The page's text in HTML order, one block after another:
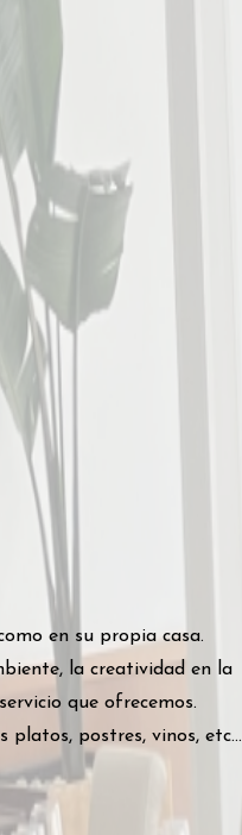
en su propia casa.
la creatividad en la
que ofrecemos.
postres, vinos, etc...